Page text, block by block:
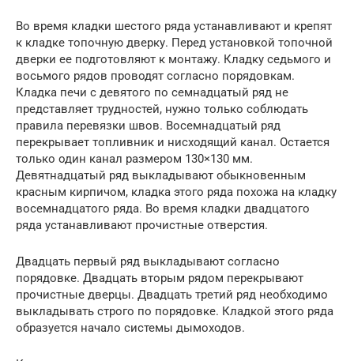
Во время кладки шестого ряда устанавливают и крепят
к кладке топочную дверку. Перед установкой топочной
дверки ее подготовляют к монтажу. Кладку седьмого и
восьмого рядов проводят согласно порядовкам.
Кладка печи с девятого по семнадцатый ряд не
представляет трудностей, нужно только соблюдать
правила перевязки швов. Восемнадцатый ряд
перекрывает топливник и нисходящий канал. Остается
только один канал размером 130×130 мм.
Девятнадцатый ряд выкладывают обыкновенным
красным кирпичом, кладка этого ряда похожа на кладку
восемнадцатого ряда. Во время кладки двадцатого
ряда устанавливают прочистные отверстия.
Двадцать первый ряд выкладывают согласно
порядовке. Двадцать вторым рядом перекрывают
прочистные дверцы. Двадцать третий ряд необходимо
выкладывать строго по порядовке. Кладкой этого ряда
образуется начало системы дымоходов.